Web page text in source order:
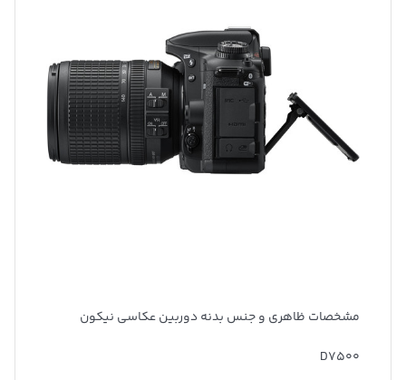
مشخصات ظاهری و جنس بدنه دوربین عکاسی نیکون
D7500